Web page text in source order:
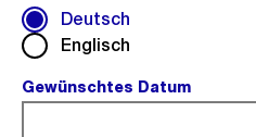
Deutsch
Englisch
Gewünschtes Datum